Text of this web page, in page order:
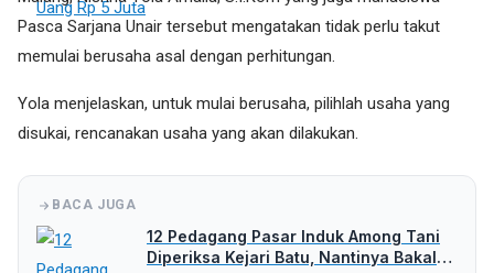
Pasca Sarjana Unair tersebut mengatakan tidak perlu takut
memulai berusaha asal dengan perhitungan.
Yola menjelaskan, untuk mulai berusaha, pilihlah usaha yang
disukai, rencanakan usaha yang akan dilakukan.
BACA JUGA
12 Pedagang Pasar Induk Among Tani
Diperiksa Kejari Batu, Nantinya Bakal